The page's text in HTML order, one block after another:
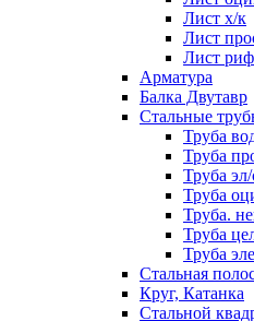
Лист х/к
Лист
Лист
Арматура
Балка Двутавр
Стальные
Труба
Труба
Труба
Труба
Труба.
Труба
Труба
Стальная
Круг, Катанка
Стальной